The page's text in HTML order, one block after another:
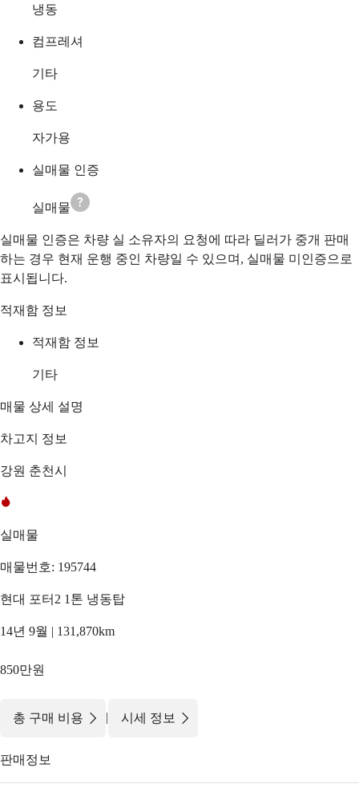
냉동
컴프레셔
기타
용도
자가용
실매물 인증
실매물
실매물 인증은 차량 실 소유자의 요청에 따라 딜러가 중개 판매
하는 경우 현재 운행 중인 차량일 수 있으며, 실매물 미인증으로
표시됩니다.
적재함 정보
적재함 정보
기타
매물 상세 설명
차고지 정보
강원 춘천시
실매물
매물번호: 195744
현대 포터2 1톤 냉동탑
14년 9월 | 131,870km
850만원
총 구매 비용 | 시세 정보
판매정보